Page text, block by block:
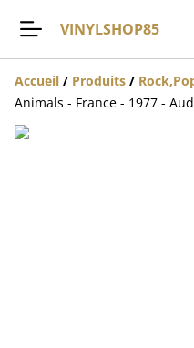
VINYLSHOP85
Accueil / Produits /
Animals - France - 1977 -